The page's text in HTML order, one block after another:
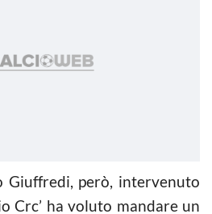
Giuffredi, però, intervenuto
Crc’ ha voluto mandare un